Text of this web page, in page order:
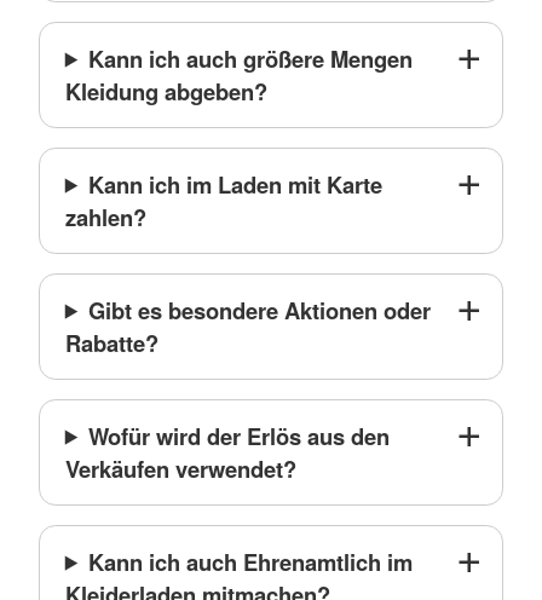
Kann ich auch größere Mengen
Kleidung abgeben?
Kann ich im Laden mit Karte
zahlen?
Gibt es besondere Aktionen oder
Rabatte?
Wofür wird der Erlös aus den
Verkäufen verwendet?
Kann ich auch Ehrenamtlich im